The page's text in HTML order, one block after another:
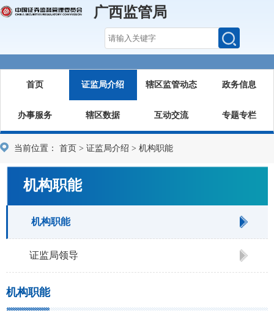
广西监管局
首页 证监局介绍 辖区监管动态 政务信息
办事服务 辖区数据 互动交流 专题专栏
当前位置： 首页 > 证监局介绍 > 机构职能
机构职能
机构职能
证监局领导
机构职能